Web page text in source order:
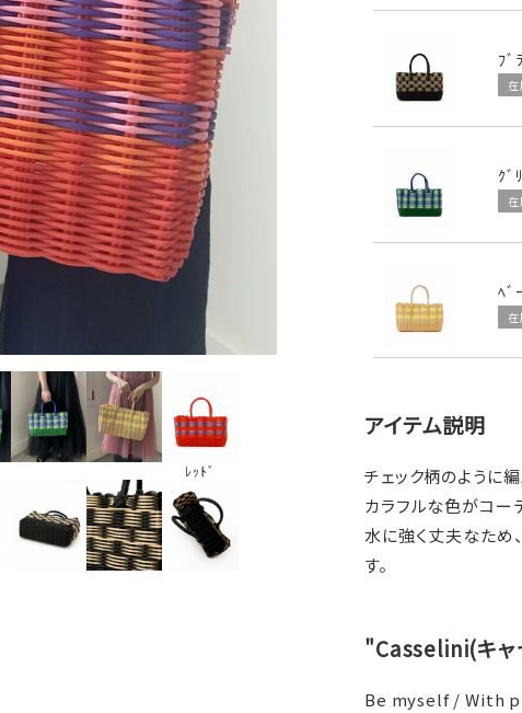
ﾚｯﾄﾞ
ﾌﾞ
ｸﾞ
ﾍﾞ
アイテム説明
チェック柄のように
カラフルな色がコー
水に強く丈夫なため
す。
"Casselini(キャ
Be myself / With